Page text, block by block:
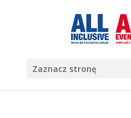
Zaznacz stronę